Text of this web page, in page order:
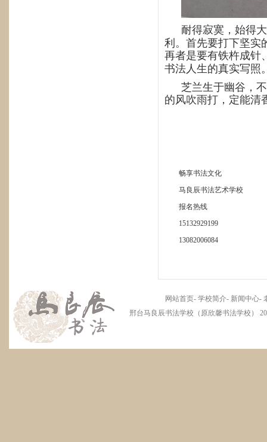
耐得寂寞，始得
利。首先要打下坚实
再者是要有铁杵成针
书法人生的真实写照
芝兰生于幽谷，
的风吹雨打， 定能清
畅享书法文化
马良辰书法艺术学校
报名热线
15132929199
13082006084
网站首页- 学校简介- 新闻中心-
邢台马良辰书法学校（原欣馨书法学校）